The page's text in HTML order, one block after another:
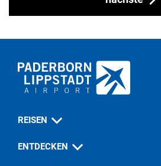
REISEN
ENTDECKEN